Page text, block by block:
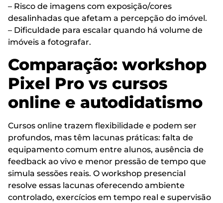
– Risco de imagens com exposição/cores
desalinhadas que afetam a percepção do imóvel.
– Dificuldade para escalar quando há volume de
imóveis a fotografar.
Comparação: workshop
Pixel Pro vs cursos
online e autodidatismo
Cursos online trazem flexibilidade e podem ser
profundos, mas têm lacunas práticas: falta de
equipamento comum entre alunos, ausência de
feedback ao vivo e menor pressão de tempo que
simula sessões reais. O workshop presencial
resolve essas lacunas oferecendo ambiente
controlado, exercícios em tempo real e supervisão